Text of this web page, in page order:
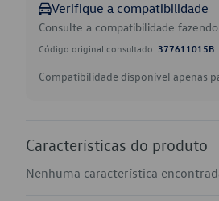
Verifique a compatibilidade
Consulte a compatibilidade
Código original consultado: 377611015B
Compatibilidade disponível apenas
Características do produto
Nenhuma característica